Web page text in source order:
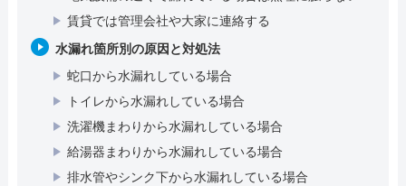
賃貸では管理会社や大家に連絡する
水漏れ箇所別の原因と対処法
蛇口から水漏れしている場合
トイレから水漏れしている場合
洗濯機まわりから水漏れしている場合
給湯器まわりから水漏れしている場合
排水管やシンク下から水漏れしている場合